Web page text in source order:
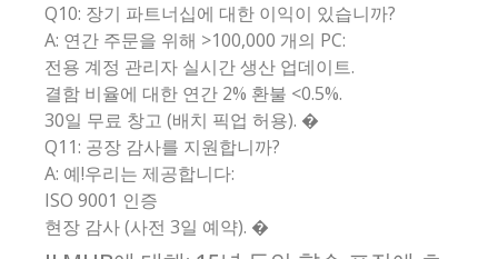
Q10: 장기 파트너십에 대한 이익이 있습니까?
A: 연간 주문을 위해 >100,000 개의 PC:
전용 계정 관리자 실시간 생산 업데이트.
결함 비율에 대한 연간 2% 환불 <0.5%.
30일 무료 창고 (배치 픽업 허용). �
Q11: 공장 감사를 지원합니까?
A: 예!우리는 제공합니다:
ISO 9001 인증
현장 감사 (사전 3일 예약). �